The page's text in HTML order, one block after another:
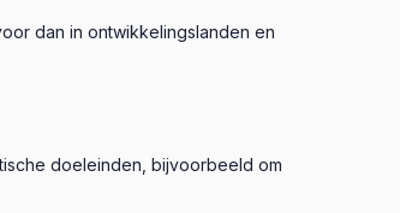
dan in ontwikkelingslanden en
doeleinden, bijvoorbeeld om